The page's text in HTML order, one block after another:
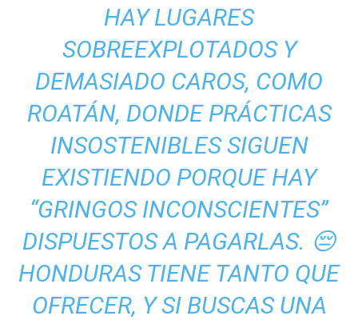
HAY LUGARES
SOBREEXPLOTADOS Y
DEMASIADO CAROS, COMO
ROATÁN, DONDE PRÁCTICAS
INSOSTENIBLES SIGUEN
EXISTIENDO PORQUE HAY
“GRINGOS INCONSCIENTES”
DISPUESTOS A PAGARLAS. 😔
HONDURAS TIENE TANTO QUE
OFRECER, Y SI BUSCAS UNA